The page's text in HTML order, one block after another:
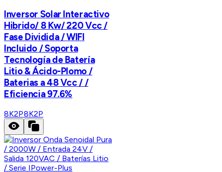
Inversor Solar Interactivo
Hibrido/ 8 Kw/ 220 Vcc /
Fase Dividida / WIFI
Incluido / Soporta
Tecnología de Batería
Litio & Ácido-Plomo /
Baterias a 48 Vcc / /
Eficiencia 97.6%
8K2P8K2P